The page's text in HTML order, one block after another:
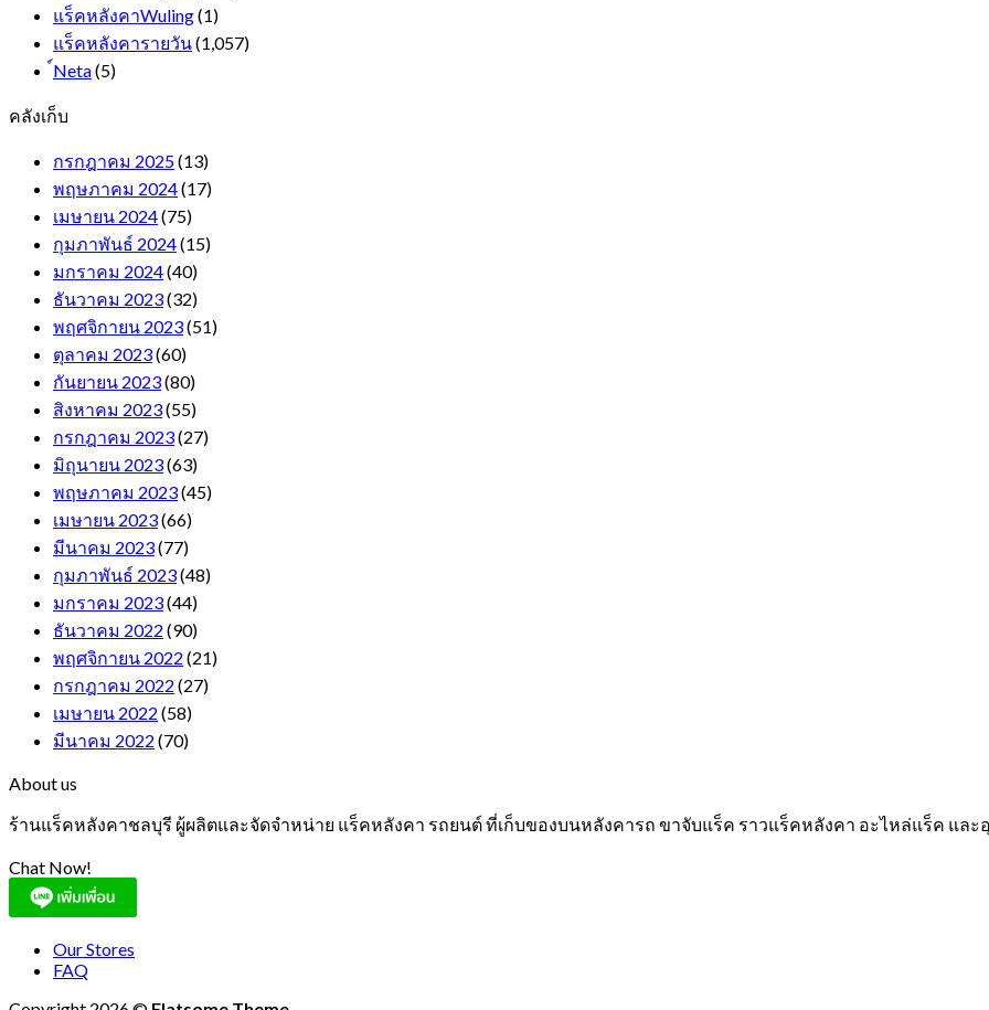
แร็คหลังคาWuling(1)
แร็คหลังคารายวัน(1,057)
์Neta(5)
คลังเก็บ
กรกฎาคม 2025(13)
พฤษภาคม 2024(17)
เมษายน 2024(75)
กุมภาพันธ์ 2024(15)
มกราคม 2024(40)
ธันวาคม 2023(32)
พฤศจิกายน 2023(51)
ตุลาคม 2023(60)
กันยายน 2023(80)
สิงหาคม 2023(55)
กรกฎาคม 2023(27)
มิถุนายน 2023(63)
พฤษภาคม 2023(45)
เมษายน 2023(66)
มีนาคม 2023(77)
กุมภาพันธ์ 2023(48)
มกราคม 2023(44)
ธันวาคม 2022 (90)
พฤศจิกายน 2022 (21)
กรกฎาคม 2022 (27)
เมษายน 2022 (58)
มีนาคม 2022 (70)
About us
ร้านแร็คหลังคาชลบุรี ผู้ผลิตและจัดจำหน่าย แร็คหลังคา รถยนต์ ที่เก็บของบนหลังคารถ ขาจับแร็ค ราวแร็คหลังคา อะไหล่แร็ค แล
Chat Now!
Our Stores
FAQ